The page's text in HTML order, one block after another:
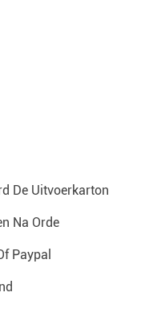
De Uitvoerkarton
Na Orde
Paypal